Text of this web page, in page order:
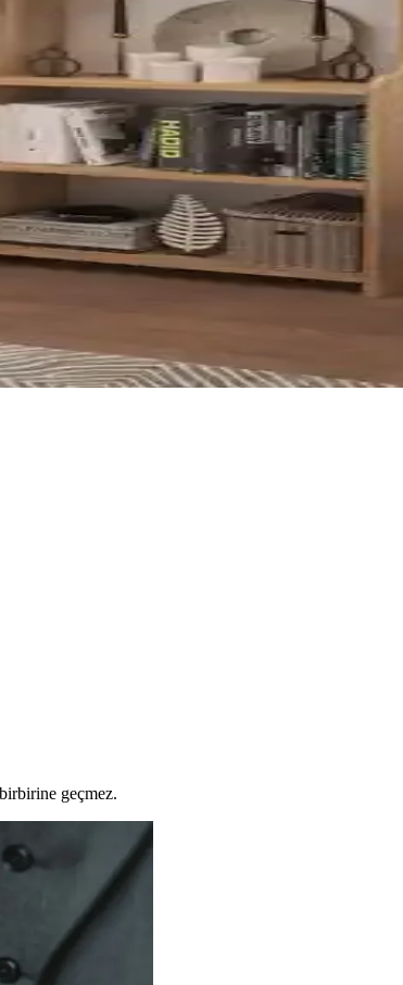
karşılaştırması. Ev ve ofis alanlarınız için en uygun
ve dayanıklılık analizi
Kullanıcı yorumlarıyla ürünlerin avantaj
Özellikleri ve Kullanım Alanları
dayanıklı malzemeleri ve ayarlanabilir raflarıyla çeşitli
yorumlarıyla detaylı karşılaştırılıyor.
Tasarım ve Kullanım Özellikleri
ve dayanıklılık açısından detaylı
geçmez.